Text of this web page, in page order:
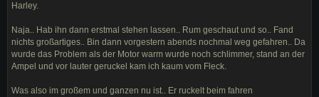
Harley.
Naja.. Hab ihn dann erstmal stehen lassen.. Rum geschaut und so.. Fand
nichts großartiges.. Bin dann vorgestern abends nochmal weg gefahren.. Da
wurde das Problem als der Motor warm wurde noch schlimmer, stand an der
Ampel und vor lauter geruckel kam ich kaum vom Fleck.
Was also im großem und ganzen nu ist.. Er ruckelt beim fahren